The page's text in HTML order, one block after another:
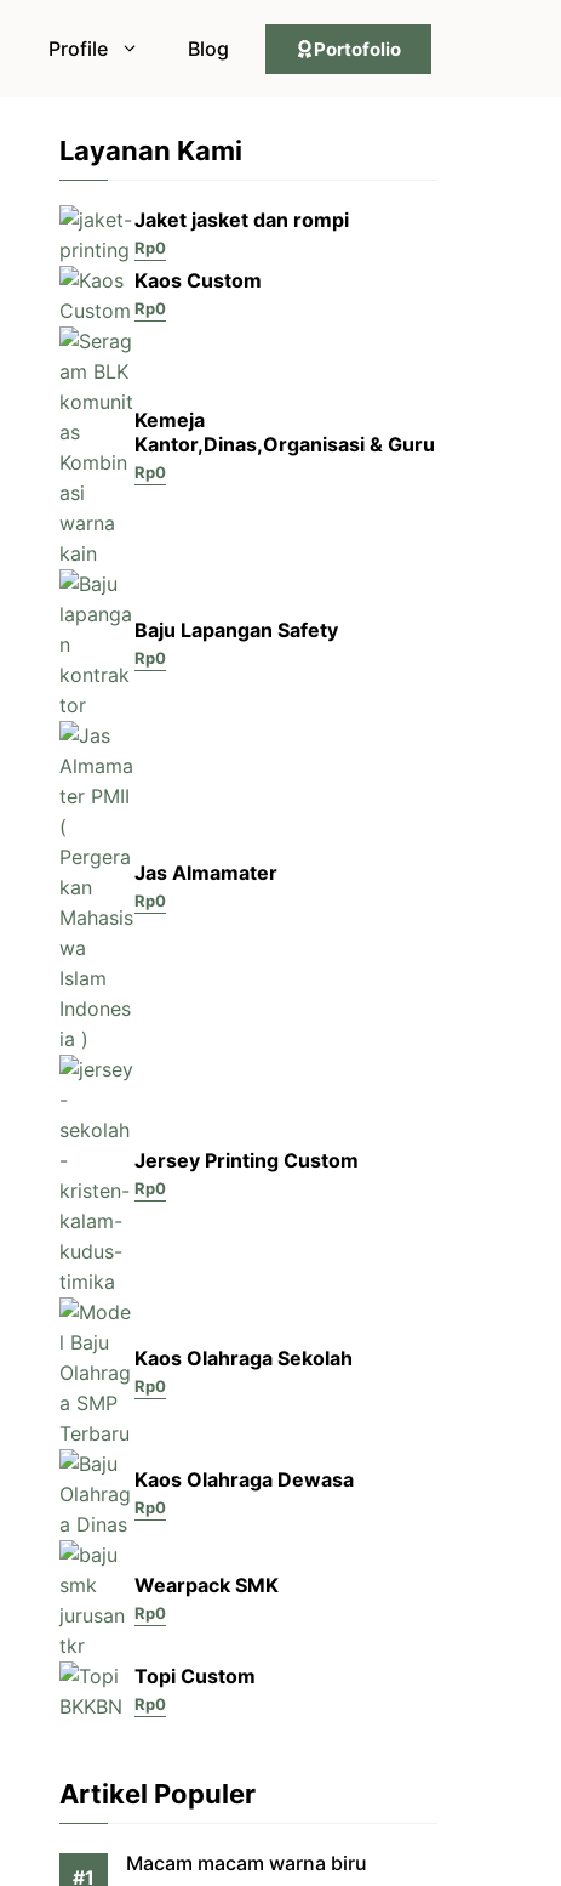
Profile Blog Portofolio
Layanan Kami
Jaket jasket dan rompi
Rp0
Kaos Custom
Rp0
Kemeja
Kantor,Dinas,Organisasi & Guru
Rp0
Baju Lapangan Safety
Rp0
Jas Almamater
Rp0
Jersey Printing Custom
Rp0
Kaos Olahraga Sekolah
Rp0
Kaos Olahraga Dewasa
Rp0
Wearpack SMK
Rp0
Topi Custom
Rp0
Artikel Populer
Macam macam warna biru